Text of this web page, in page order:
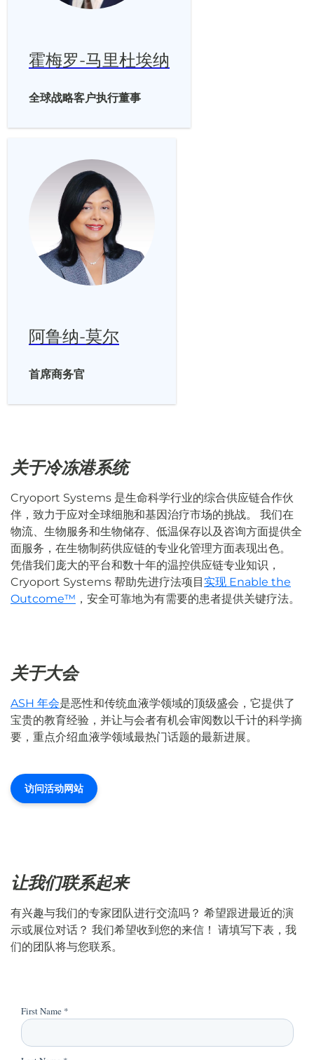
霍梅罗-马里杜埃纳
全球战略客户执行董事
阿鲁纳-莫尔
首席商务官
关于冷冻港系统
Cryoport Systems 是生命科学行业的综合供应链合作伙
伴，致力于应对全球细胞和基因治疗市场的挑战。 我们在
物流、生物服务和生物储存、低温保存以及咨询方面提供全
面服务，在生物制药供应链的专业化管理方面表现出色。
凭借我们庞大的平台和数十年的温控供应链专业知识，
Cryoport Systems 帮助先进疗法项目 实现 Enable the
Outcome™ ，安全可靠地为有需要的患者提供关键疗法。
关于大会
ASH 年会是恶性和传统血液学领域的顶级盛会，它提供了
宝贵的教育经验，并让与会者有机会审阅数以千计的科学摘
要，重点介绍血液学领域最热门话题的最新进展。
访问活动网站
让我们联系起来
有兴趣与我们的专家团队进行交流吗？ 希望跟进最近的演
示或展位对话？ 我们希望收到您的来信！ 请填写下表，我
们的团队将与您联系。